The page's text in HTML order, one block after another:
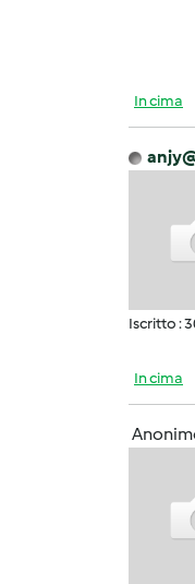
In cima
Iscritto :
In cima